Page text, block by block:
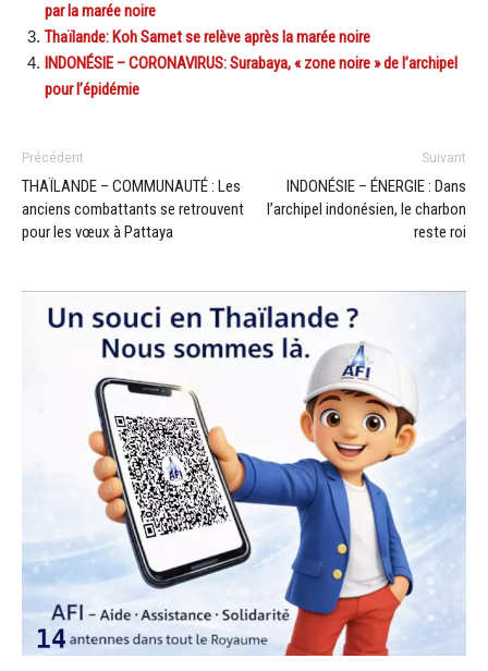
par la marée noire
Thaïlande: Koh Samet se relève après la marée noire
INDONÉSIE – CORONAVIRUS: Surabaya, « zone noire » de l’archipel
pour l’épidémie
Précédent
THAÏLANDE – COMMUNAUTÉ : Les
anciens combattants se retrouvent
pour les vœux à Pattaya
Suivant
INDONÉSIE – ÉNERGIE : Dans
l’archipel indonésien, le charbon
reste roi